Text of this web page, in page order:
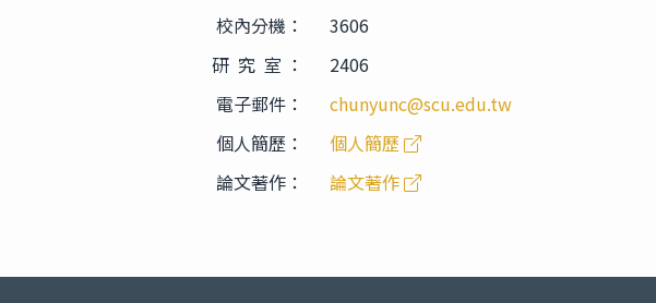
校內分機：
3606
研 究 室 ：
2406
電子郵件：
chunyunc@scu.edu.tw
個人簡歷：
個人簡歷
論文著作：
論文著作